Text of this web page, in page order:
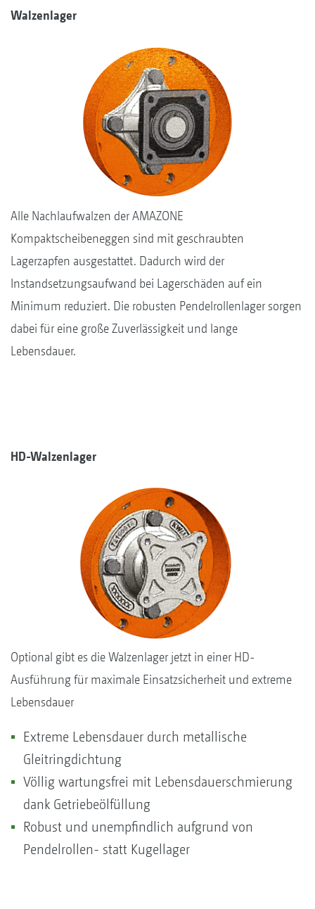
Walzenlager
Alle Nachlaufwalzen der AMAZONE
Kompaktscheibeneggen sind mit geschraubten
Lagerzapfen ausgestattet. Dadurch wird der
Instandsetzungsaufwand bei Lagerschäden auf ein
Minimum reduziert. Die robusten Pendelrollenlager sorgen
dabei für eine große Zuverlässigkeit und lange
Lebensdauer.
HD-Walzenlager
Optional gibt es die Walzenlager jetzt in einer HD-
Ausführung für maximale Einsatzsicherheit und extreme
Lebensdauer
Extreme Lebensdauer durch metallische
Gleitringdichtung
Völlig wartungsfrei mit Lebensdauerschmierung
dank Getriebeölfüllung
Robust und unempfindlich aufgrund von
Pendelrollen- statt Kugellager